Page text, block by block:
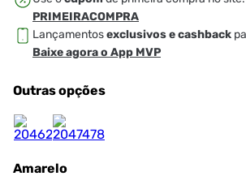
PRIMEIRACOMPRA
Lançamentosexclusivos e cashback
Baixe agora o App MVP
Outras opções
Amarelo